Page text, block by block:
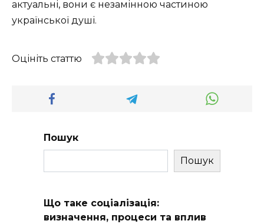
актуальні, вони є незамінною частиною
української душі.
Оцініть статтю
Пошук
Пошук
Що таке соціалізація:
визначення, процеси та вплив